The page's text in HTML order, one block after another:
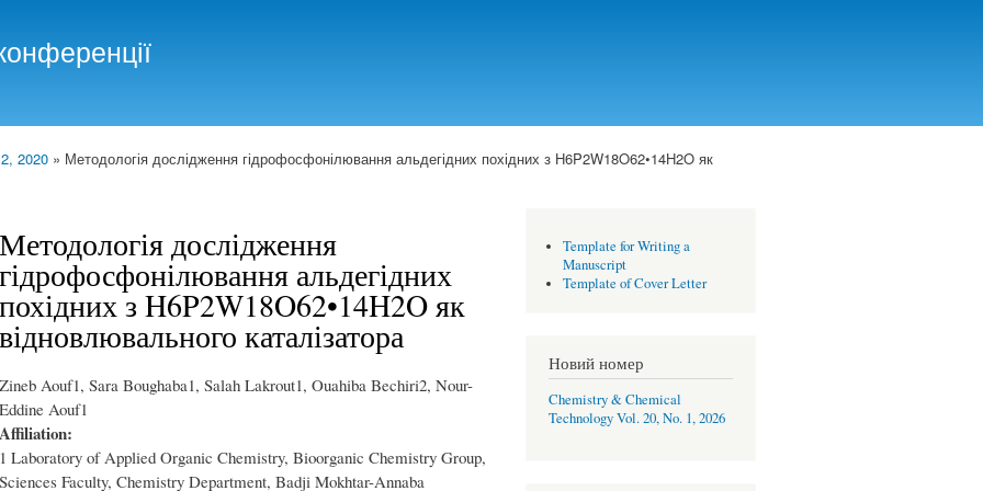
2020 » Методологія дослідження гідрофосфонілювання альдегідних похідних з H6P2W18O62•14H2O як
Методологія дослідження
гідрофосфонілювання альдегідних
похідних з H6P2W18O62•14H2O як
відновлювального каталізатора
Zineb Aouf1, Sara Boughaba1, Salah Lakrout1, Ouahiba Bechiri2, Nour-
Eddine Aouf1
Affiliation:
1 Laboratory of Applied Organic Chemistry, Bioorganic Chemistry Group,
Sciences Faculty, Chemistry Department, Badji Mokhtar-Annaba
Template for Writing a
Manuscript
Template of Cover Letter
Новий номер
Chemistry & Chemical
Technology Vol. 20, No. 1, 2026